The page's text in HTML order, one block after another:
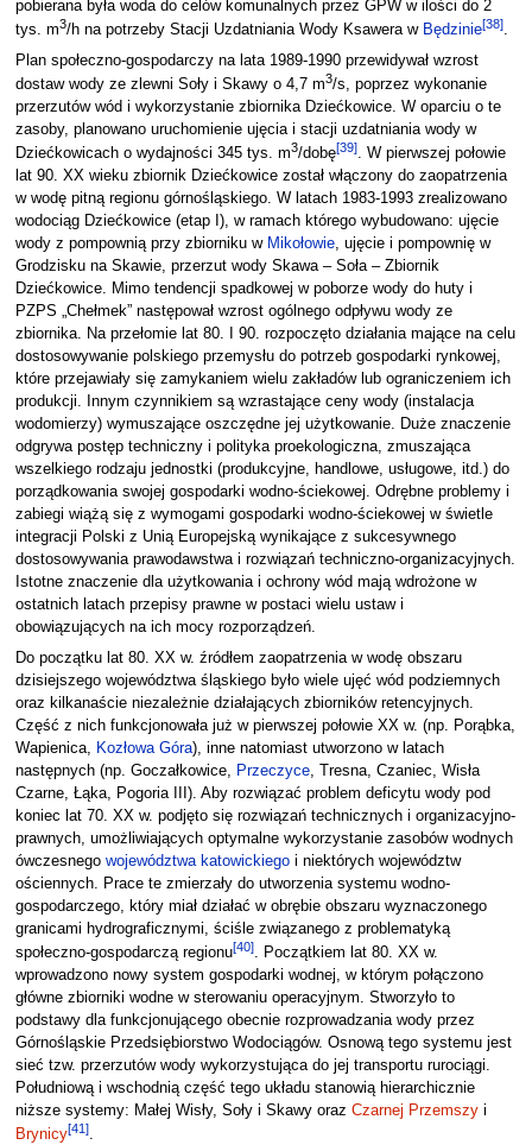
pobierana była woda do celów komunalnych przez GPW w ilości do 2
tys. m3/h na potrzeby Stacji Uzdatniania Wody Ksawera w Będzinie[38].
Plan społeczno-gospodarczy na lata 1989-1990 przewidywał wzrost
dostaw wody ze zlewni Soły i Skawy o 4,7 m3/s, poprzez wykonanie
przerzutów wód i wykorzystanie zbiornika Dziećkowice. W oparciu o te
zasoby, planowano uruchomienie ujęcia i stacji uzdatniania wody w
Dziećkowicach o wydajności 345 tys. m3/dobę[39]. W pierwszej połowie
lat 90. XX wieku zbiornik Dziećkowice został włączony do zaopatrzenia
w wodę pitną regionu górnośląskiego. W latach 1983-1993 zrealizowano
wodociąg Dziećkowice (etap I), w ramach którego wybudowano: ujęcie
wody z pompownią przy zbiorniku w Mikołowie, ujęcie i pompownię w
Grodzisku na Skawie, przerzut wody Skawa – Soła – Zbiornik
Dziećkowice. Mimo tendencji spadkowej w poborze wody do huty i
PZPS „Chełmek” następował wzrost ogólnego odpływu wody ze
zbiornika. Na przełomie lat 80. I 90. rozpoczęto działania mające na celu
dostosowywanie polskiego przemysłu do potrzeb gospodarki rynkowej,
które przejawiały się zamykaniem wielu zakładów lub ograniczeniem ich
produkcji. Innym czynnikiem są wzrastające ceny wody (instalacja
wodomierzy) wymuszające oszczędne jej użytkowanie. Duże znaczenie
odgrywa postęp techniczny i polityka proekologiczna, zmuszająca
wszelkiego rodzaju jednostki (produkcyjne, handlowe, usługowe, itd.) do
porządkowania swojej gospodarki wodno-ściekowej. Odrębne problemy i
zabiegi wiążą się z wymogami gospodarki wodno-ściekowej w świetle
integracji Polski z Unią Europejską wynikające z sukcesywnego
dostosowywania prawodawstwa i rozwiązań techniczno-organizacyjnych.
Istotne znaczenie dla użytkowania i ochrony wód mają wdrożone w
ostatnich latach przepisy prawne w postaci wielu ustaw i
obowiązujących na ich mocy rozporządzeń.
Do początku lat 80. XX w. źródłem zaopatrzenia w wodę obszaru
dzisiejszego województwa śląskiego było wiele ujęć wód podziemnych
oraz kilkanaście niezależnie działających zbiorników retencyjnych.
Część z nich funkcjonowała już w pierwszej połowie XX w. (np. Porąbka,
Wapienica,
Kozłowa Góra), inne natomiast utworzono w latach
następnych (np. Goczałkowice,
Przeczyce, Tresna, Czaniec, Wisła
Czarne, Łąka, Pogoria III). Aby rozwiązać problem deficytu wody pod
koniec lat 70. XX w. podjęto się rozwiązań technicznych i organizacyjno-
prawnych, umożliwiających optymalne wykorzystanie zasobów wodnych
ówczesnego województwa katowickiegoi niektórych województw
ościennych. Prace te zmierzały do utworzenia systemu wodno-
gospodarczego, który miał działać w obrębie obszaru wyznaczonego
granicami hydrograficznymi, ściśle związanego z problematyką
społeczno-gospodarczą regionu[40]. Początkiem lat 80. XX w.
wprowadzono nowy system gospodarki wodnej, w którym połączono
główne zbiorniki wodne w sterowaniu operacyjnym. Stworzyło to
podstawy dla funkcjonującego obecnie rozprowadzania wody przez
Górnośląskie Przedsiębiorstwo Wodociągów. Osnową tego systemu jest
sieć tzw. przerzutów wody wykorzystująca do jej transportu rurociągi.
Południową i wschodnią część tego układu stanowią hierarchicznie
niższe systemy: Małej Wisły, Soły i Skawy oraz Czarnej Przemszyi
Brynicy[41].